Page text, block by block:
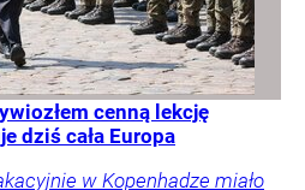
cenną lekcję
dziś cała Europa
w Kopenhadze miało